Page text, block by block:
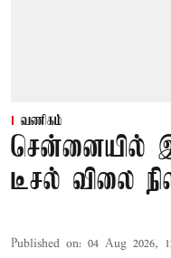
வணிகம்
சென்னையில்
டீசல் விலை
Published on: 04 Aug 2026,